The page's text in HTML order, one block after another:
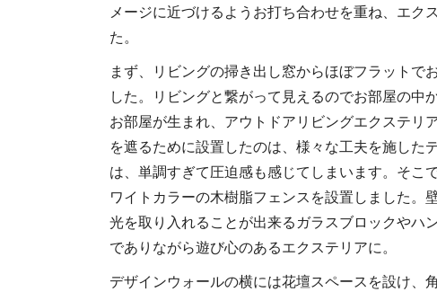
メージに近づけるようお打ち合わせを重ね、エク
た。
まず、リビングの掃き出し窓からほぼフラットで
した。リビングと繋がって見えるのでお部屋の
お部屋が生まれ、アウトドアリビングエクステリ
を遮るために設置したのは、様々な工夫を施し
は、単調すぎて圧迫感も感じてしまいます。そこ
ワイトカラーの木樹脂フェンスを設置しました。
光を取り入れることが出来るガラスブロックやハ
でありながら遊び心のあるエクステリアに。
デザインウォールの横には花壇スペースを設け、